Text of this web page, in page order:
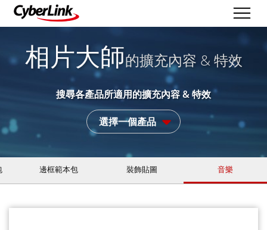
相片大師的擴充內容 & 特效
搜尋各產品所適用的擴充內容 & 特效
選擇一個產品
邊框範本包 裝飾貼圖 音樂